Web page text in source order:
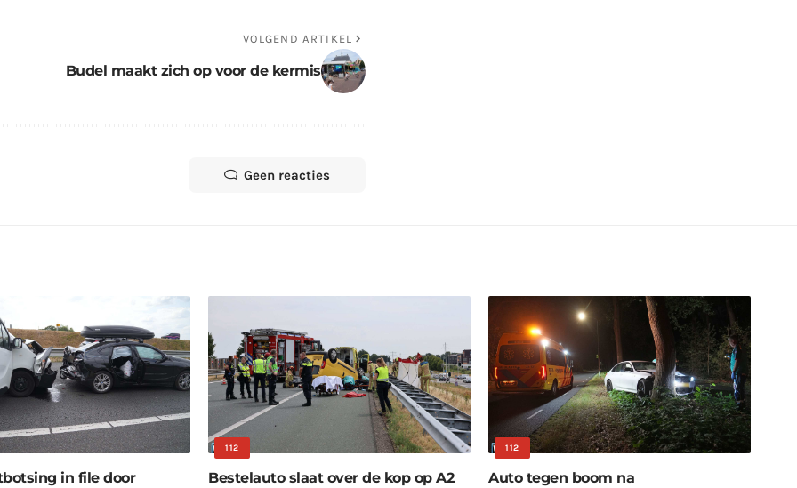
VOLGEND ARTIKEL
Budel maakt zich op voor de kermis
Geen reacties
in file door
112
Bestelauto slaat over de kop op A2
112
Auto tegen boom na